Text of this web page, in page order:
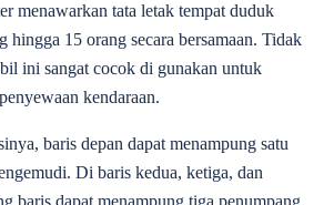
menawarkan tata letak tempat duduk
hingga 15 orang secara bersamaan. Tidak
ini sangat cocok di gunakan untuk
kendaraan.
baris depan dapat menampung satu
Di baris kedua, ketiga, dan